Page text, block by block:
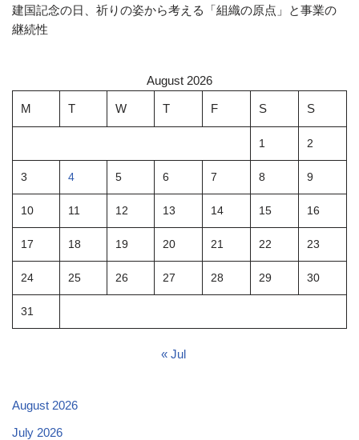
建国記念の日、祈りの姿から考える「組織の原点」と事業の
継続性
August 2026
M T W T F S S
1 2
3 4 5 6 7 8 9
10 11 12 13 14 15 16
17 18 19 20 21 22 23
24 25 26 27 28 29 30
31
« Jul
August 2026
July 2026